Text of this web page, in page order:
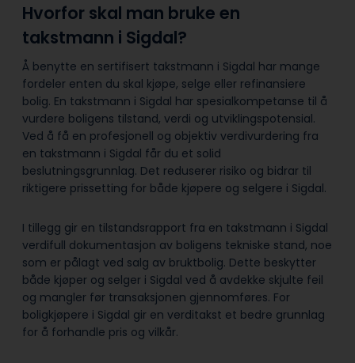
Hvorfor skal man bruke en
takstmann i Sigdal?
Å benytte en sertifisert takstmann i Sigdal har mange
fordeler enten du skal kjøpe, selge eller refinansiere
bolig. En takstmann i Sigdal har spesialkompetanse til å
vurdere boligens tilstand, verdi og utviklingspotensial.
Ved å få en profesjonell og objektiv verdivurdering fra
en takstmann i Sigdal får du et solid
beslutningsgrunnlag. Det reduserer risiko og bidrar til
riktigere prissetting for både kjøpere og selgere i Sigdal.
I tillegg gir en tilstandsrapport fra en takstmann i Sigdal
verdifull dokumentasjon av boligens tekniske stand, noe
som er pålagt ved salg av bruktbolig. Dette beskytter
både kjøper og selger i Sigdal ved å avdekke skjulte feil
og mangler før transaksjonen gjennomføres. For
boligkjøpere i Sigdal gir en verditakst et bedre grunnlag
for å forhandle pris og vilkår.